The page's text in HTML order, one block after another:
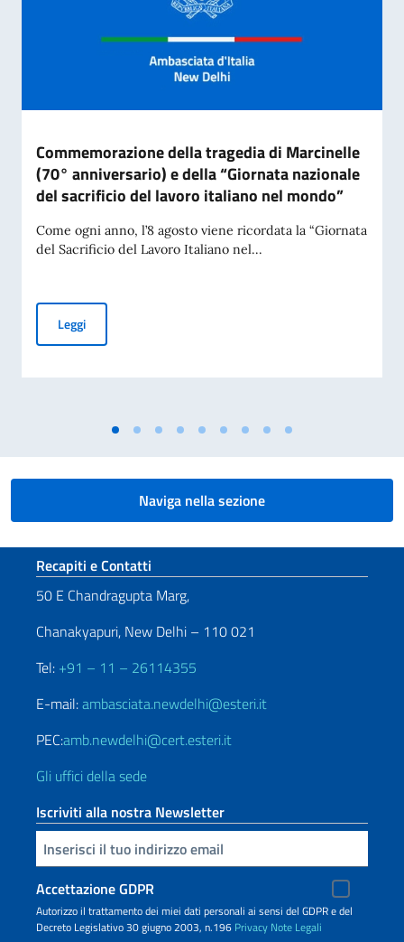
Commemorazione della tragedia di Marcinelle
(70° anniversario) e della “Giornata nazionale
del sacrificio del lavoro italiano nel mondo”
Come ogni anno, l’8 agosto viene ricordata la “Giornata
del Sacrificio del Lavoro Italiano nel...
LeggiCommemorazione della tragedia di Marcinelle (70°
Naviga nella sezione
Sezione footer
Recapiti e Contatti
50 E Chandragupta Marg,
Chanakyapuri, New Delhi – 110 021
Tel: +91 – 11 – 26114355
E-mail:ambasciata.newdelhi@esteri.it
PEC:amb.newdelhi@cert.esteri.it
Gli uffici della sede
Iscriviti alla nostra Newsletter
Inserisci la tua email
Accettazione GDPR
Autorizzo il trattamento dei miei dati personali ai sensi del GDPR e del
Decreto Legislativo 30 giugno 2003, n.196 Privacy Note Legali